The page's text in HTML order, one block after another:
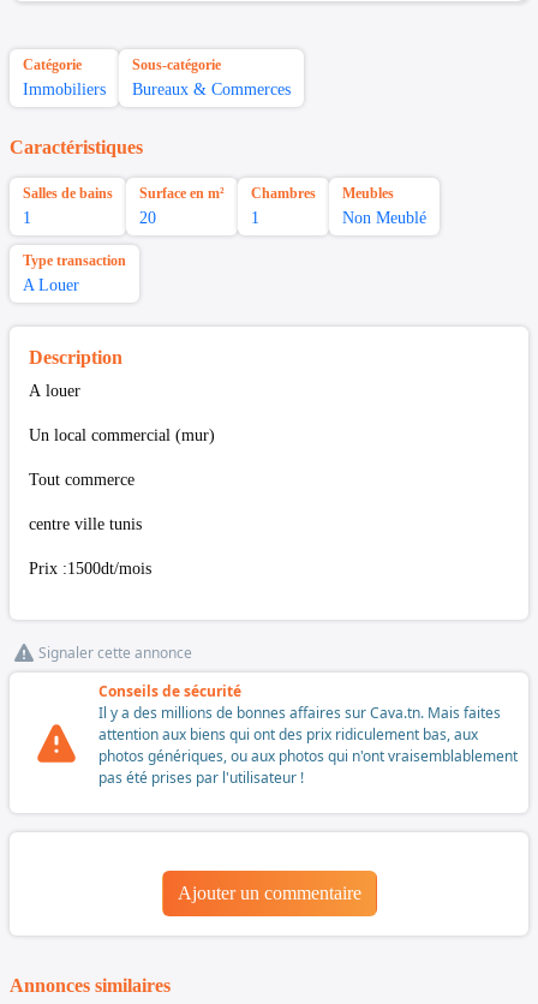
Catégorie
Immobiliers
Sous-catégorie
Bureaux & Commerces
Caractéristiques
Salles de bains
1
Surface en m²
20
Chambres
1
Meubles
Non Meublé
Type transaction
A Louer
Description
A louer
Un local commercial (mur)
Tout commerce
centre ville tunis
Prix :1500dt/mois
Signaler cette annonce
Conseils de sécurité
Il y a des millions de bonnes affaires sur Cava.tn. Mais faites
attention aux biens qui ont des prix ridiculement bas, aux
photos génériques, ou aux photos qui n'ont vraisemblablement
pas été prises par l'utilisateur !
Ajouter un commentaire
Annonces similaires